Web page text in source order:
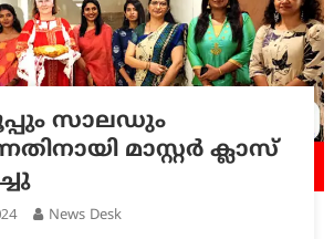
സാലഡും
മാസ്റ്റർ ക്ലാസ്
News Desk